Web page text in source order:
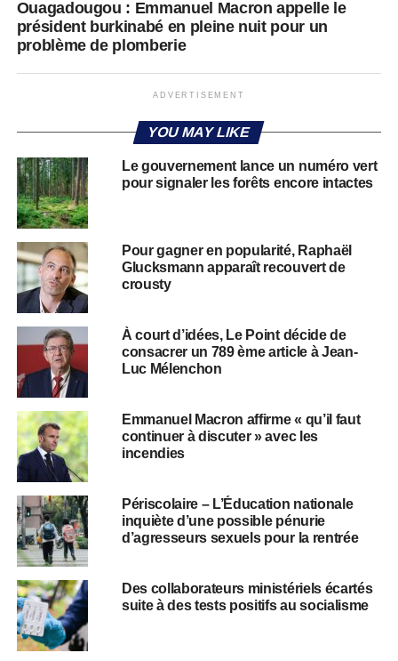
Ouagadougou : Emmanuel Macron appelle le
président burkinabé en pleine nuit pour un
problème de plomberie
ADVERTISEMENT
YOU MAY LIKE
Le gouvernement lance un numéro vert
pour signaler les forêts encore intactes
Pour gagner en popularité, Raphaël
Glucksmann apparaît recouvert de
crousty
À court d’idées, Le Point décide de
consacrer un 789 ème article à Jean-
Luc Mélenchon
Emmanuel Macron affirme « qu’il faut
continuer à discuter » avec les
incendies
Périscolaire – L’Éducation nationale
inquiète d’une possible pénurie
d’agresseurs sexuels pour la rentrée
Des collaborateurs ministériels écartés
suite à des tests positifs au socialisme